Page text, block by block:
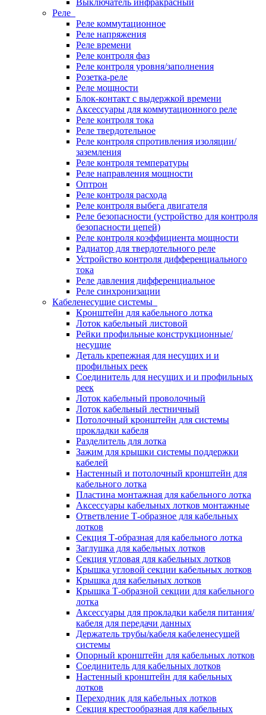
Выключатель инфракрасный
Реле
Реле коммутационное
Реле напряжения
Реле времени
Реле контроля фаз
Реле контроля уровня/заполнения
Розетка-реле
Реле мощности
Блок-контакт с выдержкой времени
Аксессуары для коммутационного реле
Реле контроля тока
Реле твердотельное
Реле контроля спротивления изоляции/
заземления
Реле контроля температуры
Реле направления мощности
Оптрон
Реле контроля расхода
Реле контроля выбега двигателя
Реле безопасности (устройство для контроля
безопасности цепей)
Реле контроля коэффициента мощности
Радиатор для твердотельного реле
Устройство контроля дифференциального
тока
Реле давления дифференциальное
Реле синхронизации
Кабеленесущие системы
Кронштейн для кабельного лотка
Лоток кабельный листовой
Рейки профильные конструкционные/
несущие
Деталь крепежная для несущих и и
профильных реек
Соединитель для несущих и и профильных
реек
Лоток кабельный проволочный
Лоток кабельный лестничный
Потолочный кронштейн для системы
прокладки кабеля
Разделитель для лотка
Зажим для крышки системы поддержки
кабелей
Настенный и потолочный кронштейн для
кабельного лотка
Пластина монтажная для кабельного лотка
Аксессуары кабельных лотков монтажные
Ответвление Т-образное для кабельных
лотков
Секция Т-образная для кабельного лотка
Заглушка для кабельных лотков
Секция угловая для кабельных лотков
Крышка угловой секции кабельных лотков
Крышка для кабельных лотков
Крышка Т-образной секции для кабельного
лотка
Аксессуары для прокладки кабеля питания/
кабеля для передачи данных
Держатель трубы/кабеля кабеленесущей
системы
Опорный кронштейн для кабельных лотков
Соединитель для кабельных лотков
Настенный кронштейн для кабельных
лотков
Переходник для кабельных лотков
Секция крестообразная для кабельных